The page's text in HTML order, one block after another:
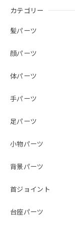
カテゴリー
髪パーツ
顔パーツ
体パーツ
手パーツ
足パーツ
小物パーツ
背景パーツ
首ジョイント
台座パーツ